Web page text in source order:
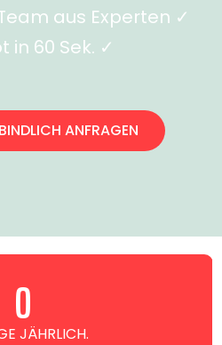
aus Experten ✓
in 60 Sek. ✓
ANFRAGEN
JÄHRLICH.
0